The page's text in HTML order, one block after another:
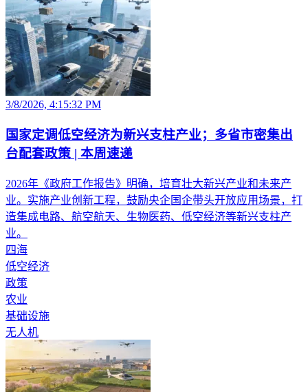
3/8/2026, 4:15:32 PM
国家定调低空经济为新兴支柱产业；多省市密集出
台配套政策 | 本周速递
2026年《政府工作报告》明确，培育壮大新兴产业和未来产
业。实施产业创新工程，鼓励央企国企带头开放应用场景，打
造集成电路、航空航天、生物医药、低空经济等新兴支柱产
业。
四海
低空经济
政策
农业
基础设施
无人机